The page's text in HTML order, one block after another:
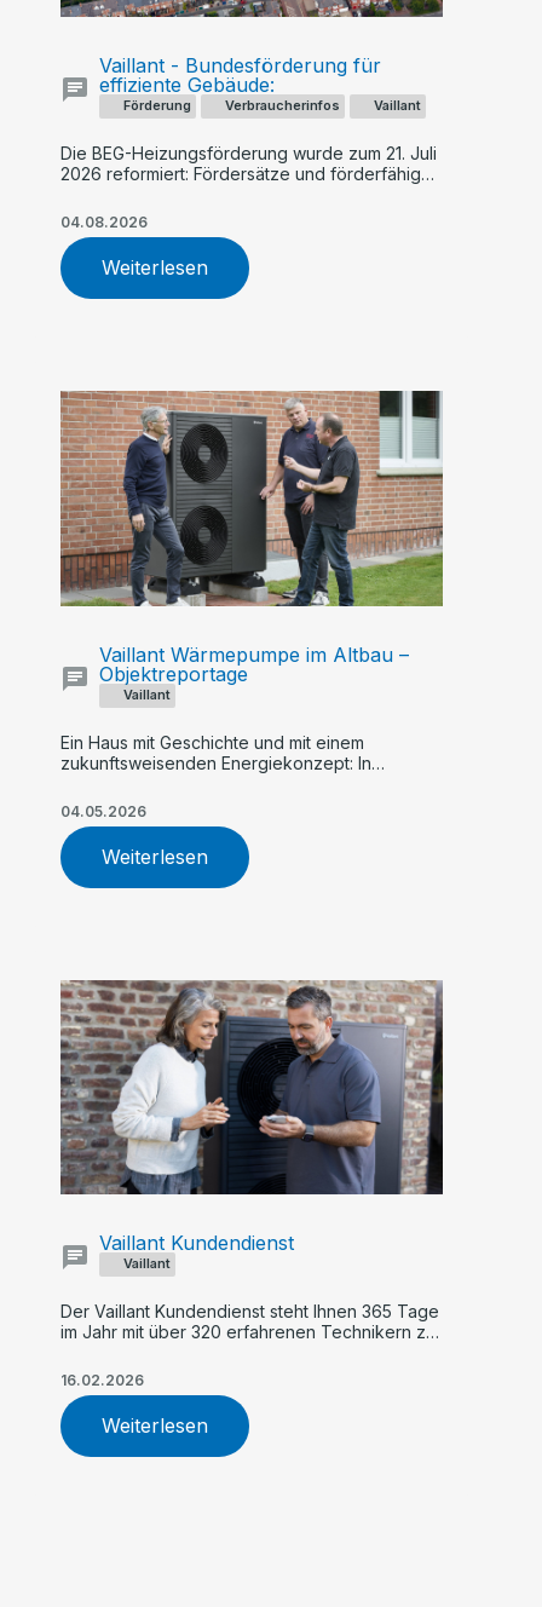
Förderung Verbraucherinfos Vaillant
Vaillant - Bundesförderung für
effiziente Gebäude:
Die BEG-Heizungsförderung wurde zum 21. Juli
2026 reformiert: Fördersätze und förderfähige
Geringverdiener und Familien stärker
profitieren. Ein früher Antrag – etwa für eine
Vaillant Wärmepumpe – kann sich finanziell
lohnen.
04.08.2026
Weiterlesen
Vaillant
Vaillant Wärmepumpe im Altbau –
Objektreportage
Ein Haus mit Geschichte und mit einem
zukunftsweisenden Energiekonzept: In
mit einer Kombination aus Wärmepumpe und
Gas-Brennwertkessel
04.05.2026
Weiterlesen
Vaillant
Vaillant Kundendienst
Der Vaillant Kundendienst steht Ihnen 365 Tage
im Jahr mit über 320 erfahrenen Technikern zur
TÜV-zertifiziertem Service, zuverlässiger
Wartung und fachgerechter Reparatur Ihrer
Heizungsanlage.
16.02.2026
Weiterlesen